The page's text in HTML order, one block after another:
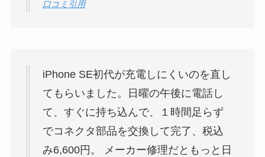
口コミ引用
iPhone SE初代が充電しにくいのを直し
てもらいました。日曜の午後に電話し
て、すぐに持ち込んで、１時間足らず
でコネクタ部品を交換して完了、税込
み6,600円。 メーカー修理だともっと日